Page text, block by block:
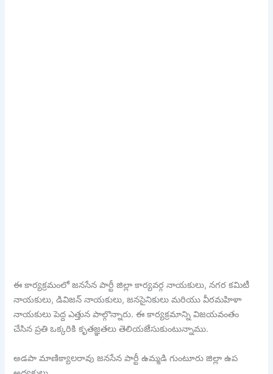
ఈ కార్యక్రమంలో జనసేన పార్టీ జిల్లా కార్యవర్గ నాయకులు, నగర కమిటీ
నాయకులు, డివిజన్ నాయకులు, జనసైనికులు మరియు వీరమహిళా
నాయకులు పెద్ద ఎత్తున పాల్గొన్నారు. ఈ కార్యక్రమాన్ని విజయవంతం
చేసిన ప్రతి ఒక్కరికి కృతజ్ఞతలు తెలియజేసుకుంటున్నాము.
అడపా మాణిక్యాలరావు జనసేన పార్టీ ఉమ్మడి గుంటూరు జిల్లా ఉప